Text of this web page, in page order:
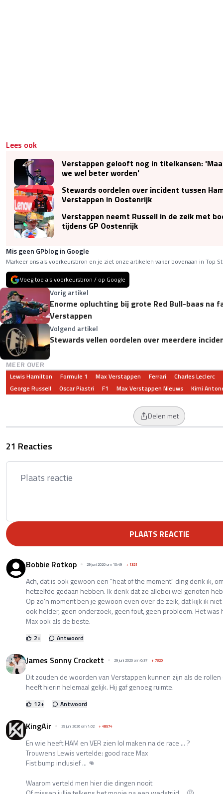
Lees ook
Verstappen gelooft nog in titelkansen:
we wel beter worden'
Stewards oordelen over incident tussen
Verstappen in Oostenrijk
Verstappen neemt Russell in de zeik met
tijdens GP Oostenrijk
Mis geen GPblog in Google
Markeer ons als voorkeursbron en je ziet onze artikelen vaker bovenaan in Top
Voeg toe als voorkeursbron / op Google
Vorig artikel
Enorme opluchting bij grote Red Bull-baas na
Verstappen
Volgend artikel
Stewards vellen oordelen over meerdere
MEER OVER
Lewis Hamilton Formule 1 Max Verstappen Ferrari
Charles Leclerc
George Russell
Oscar Piastri F1 Max Verstappen Nieuws Kimi
Delen met
21 Reacties
PLAATS REACTIE
Bobbie Rotkop 29 juni 2026 om 10:49 +1321
Ach, dat is ook gewoon een "heat of the moment" ding denk ik,
hetzelfde gedaan hebben. Ik denk dat ze allebei wel genoten
Op zo'n moment ben je gewoon even over de zeik, dat kijk ik
ook helder, geen onderzoek, geen fout, geen probleem. Het was
Max ook als de beste.
2+ Antwoord
James Sonny Crockett 29 juni 2026 om 6:37 +7320
Dit zouden de woorden van Verstappen kunnen zijn als de
heeft hierin helemaal gelijk. Hij gaf genoeg ruimte.
12+ Antwoord
KingAir 29 juni 2026 om 1:02 +48574
En wie heeft HAM en VER zien lol maken na de race ... ?
Trouwens Lewis vertelde: good race Max
Fist bump inclusief ... 👊
Waarom verteld men hier die dingen nooit